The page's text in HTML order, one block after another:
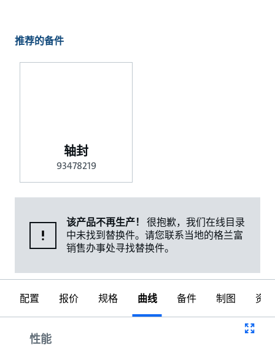
推荐的备件
轴封
93478219
该产品不再生产！
很抱歉，我们在线目录
中未找到替换件。请您联系当地的格兰富
销售办事处寻找替换件。
配置 报价 规格 曲线 备件 制图 资料
性能